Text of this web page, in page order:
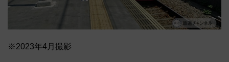
※2023年4月撮影